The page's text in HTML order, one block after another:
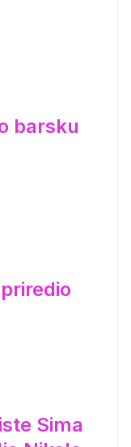
barsku
Sima